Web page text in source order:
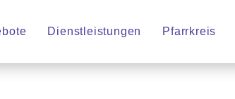
Dienstleistungen Pfarrkreis